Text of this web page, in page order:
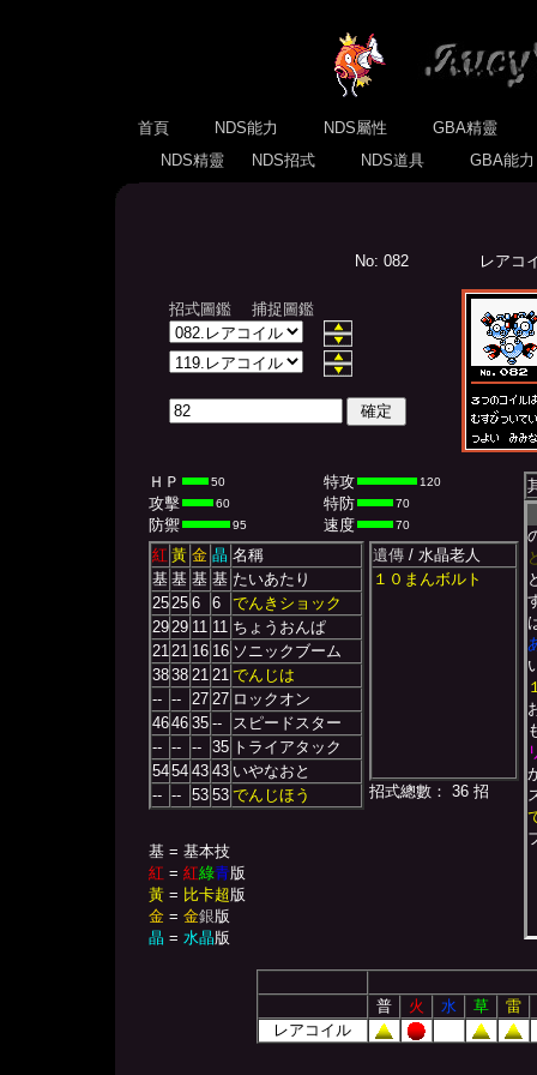
首頁 NDS能力 NDS屬性
GBA精靈
NDS精靈
NDS招式 NDS道具 GBA能
No: 082 レアコ
招式圖鑑 捕捉圖鑑
ＨＰ 50 特攻 120
攻擊 60 特防 70
防禦 95 速度 70
紅 黃 金 晶 名稱
基 基 基 基 たいあたり
2525 6 6
でんきショック
2929 11 11 ちょうおんぱ
2121 16 16 ソニックブーム
3838 21 21 でんじは
-- -- 27 27 ロックオン
4646 35 --
スピードスター
-- -- -- 35 トライアタック
5454 43 43 いやなおと
-- -- 53 53 でんじほう
基 = 基本技
紅 = 紅綠青版
黃= 比卡超 版
金= 金銀 版
晶 = 水晶 版
遺傳/ 水晶老人
１０まんボルト
招式總數： 36 招
普 火 水 草
雷
レアコイル